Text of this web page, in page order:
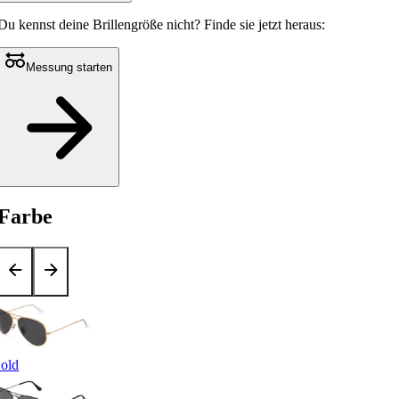
kennst deine Brillengröße nicht?Finde sie jetzt heraus:
Messung starten